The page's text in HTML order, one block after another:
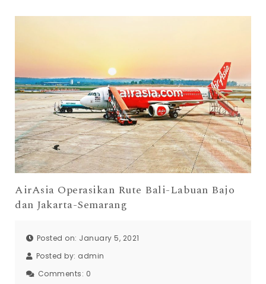
AirAsia Operasikan Rute Bali-Labuan Bajo
dan Jakarta-Semarang
Posted on: January 5, 2021
Posted by: admin
Comments: 0